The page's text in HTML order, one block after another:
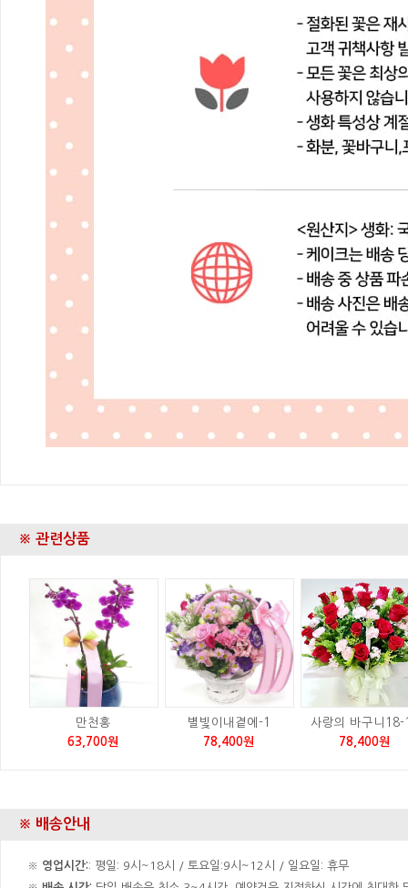
※ 관련상품
만천홍
63,700원
별빛이내곁에-1
78,400원
사랑의 바구니18-
78,400원
※ 배송안내
※ 영업시간:: 평일: 9시~18시 / 토요일:9시~12시 / 일요일: 휴무